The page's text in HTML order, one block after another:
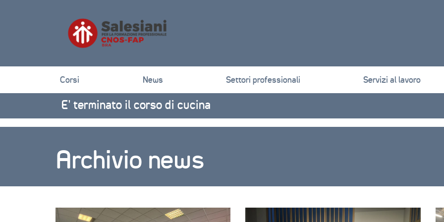
Corsi News Settori professionali Servizi al lavoro
E’ terminato il corso di cucina
Archivio news